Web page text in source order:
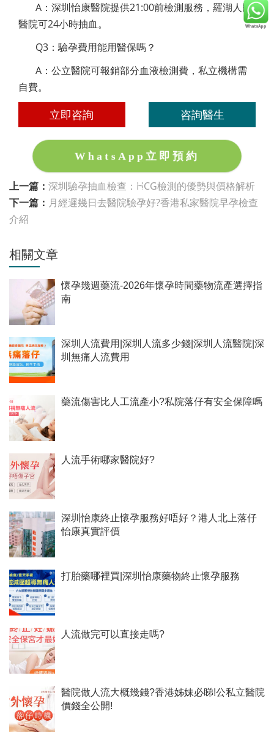
A：深圳怡康醫院提供21:00前檢測服務，羅湖人民
醫院可24小時抽血。
Q3：驗孕費用能用醫保嗎？
A：公立醫院可報銷部分血液檢測費，私立機構需
自費。
立即咨詢 咨詢醫生
WhatsApp立即預約
上一篇： 深圳驗孕抽血檢查：HCG檢測的優勢與價格解析
下一篇： 月經遲幾日去醫院驗孕好?香港私家醫院早孕檢查
介紹
相關文章
懷孕幾週藥流-2026年懷孕時間藥物流產選擇指
南
深圳人流費用|深圳人流多少錢|深圳人流醫院|深
圳無痛人流費用
藥流傷害比人工流產小?私院落仔有安全保障嗎
人流手術哪家醫院好?
深圳怡康終止懷孕服務好唔好？港人北上落仔
怡康真實評價
打胎藥哪裡買|深圳怡康藥物終止懷孕服務
人流做完可以直接走嗎?
醫院做人流大概幾錢?香港姊妹必睇!公私立醫院
價錢全公開!